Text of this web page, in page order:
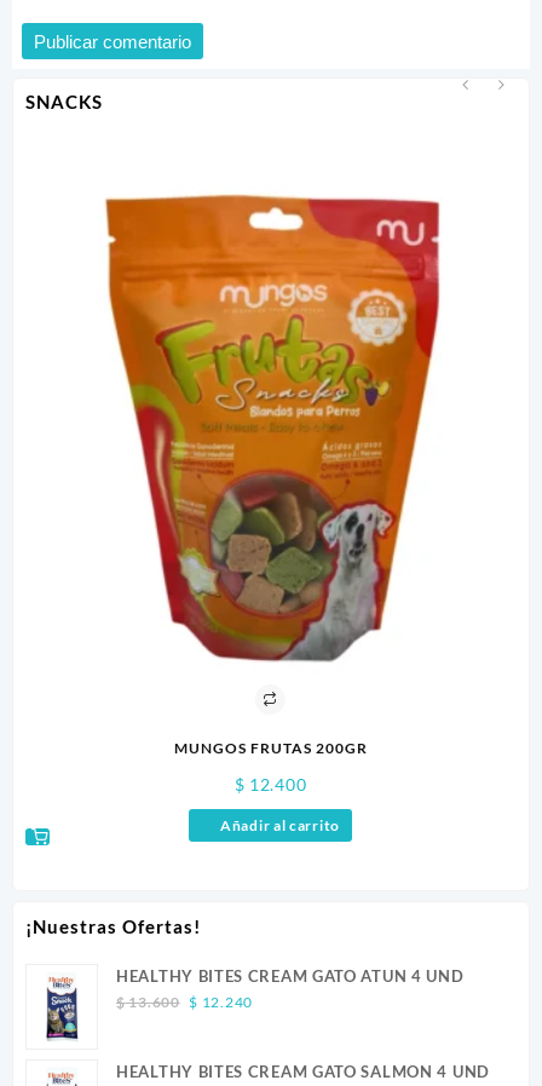
SNACKS
MUNGOS FRUTAS 200GR
$ 12.400
Añadir al carrito
¡Nuestras Ofertas!
HEALTHY BITES CREAM GATO ATUN 4 UND
$13.600 Original
$ 13.600.
$ 12.240Current
$ 12.240.
HEALTHY BITES CREAM GATO SALMON 4 UND